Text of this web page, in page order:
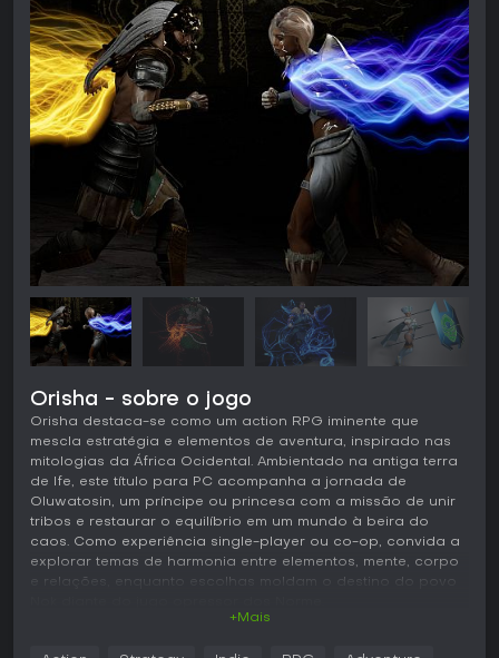
Orisha - sobre o jogo
Orisha destaca-se como um action RPG iminente que
mescla estratégia e elementos de aventura, inspirado nas
mitologias da África Ocidental. Ambientado na antiga terra
de Ife, este título para PC acompanha a jornada de
Oluwatosin, um príncipe ou princesa com a missão de unir
tribos e restaurar o equilíbrio em um mundo à beira do
caos. Como experiência single-player ou co-op, convida a
explorar temas de harmonia entre elementos, mente, corpo
e relações, enquanto escolhas moldam o destino do povo
+Mais